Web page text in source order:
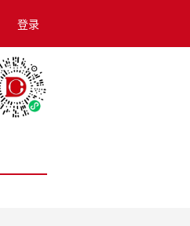
登录